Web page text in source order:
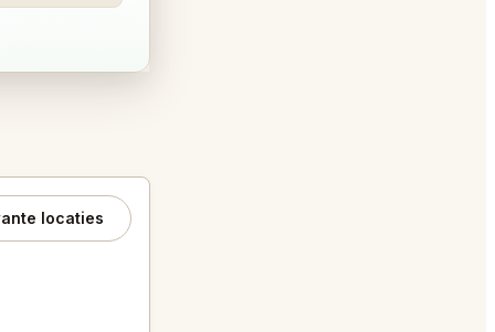
locaties